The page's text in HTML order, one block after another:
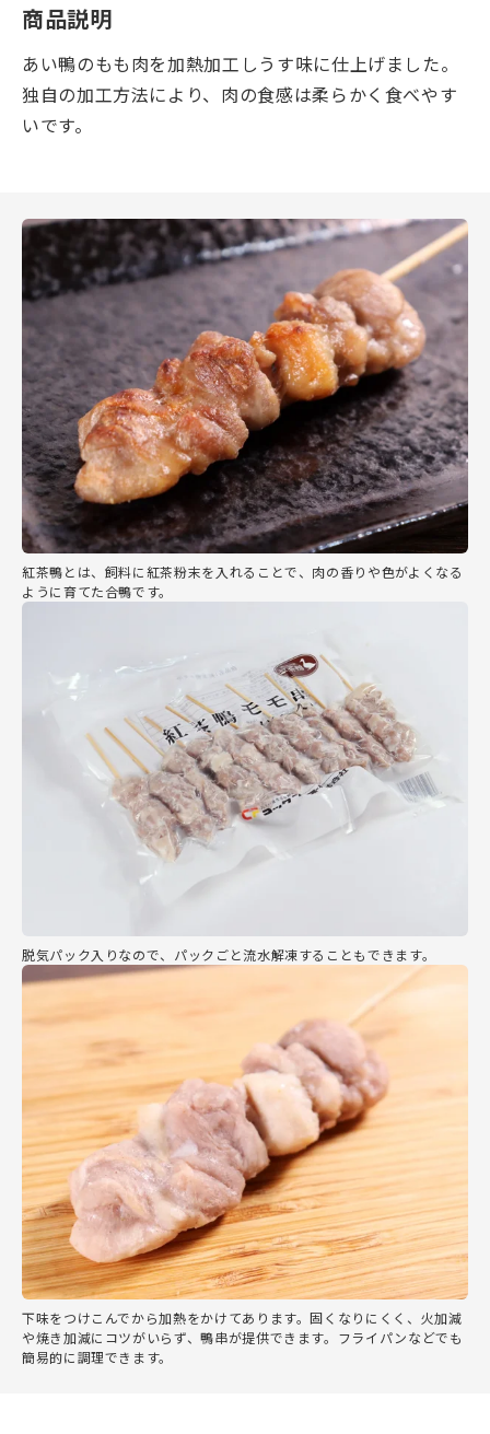
商品説明
あい鴨のもも肉を加熱加工しうす味に仕上げました。
独自の加工方法により、肉の食感は柔らかく食べやす
いです。
紅茶鴨とは、飼料に紅茶粉末を入れることで、肉の香りや色がよくなる
ように育てた合鴨です。
脱気パック入りなので、パックごと流水解凍することもできます。
下味をつけこんでから加熱をかけてあります。固くなりにくく、火加減
や焼き加減にコツがいらず、鴨串が提供できます。フライパンなどでも
簡易的に調理できます。